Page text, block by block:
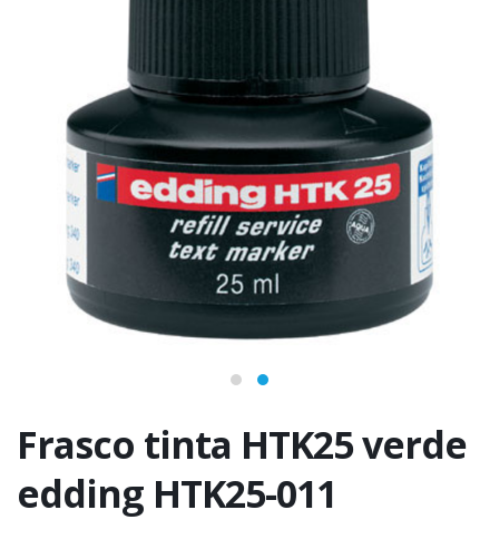
Frasco tinta HTK25 verde
edding HTK25-011